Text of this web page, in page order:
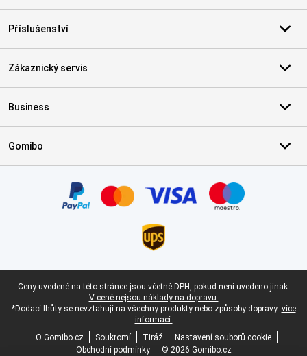
Příslušenství
Zákaznický servis
Business
Gomibo
Právní zápatí
Ceny uvedené na této stránce jsou včetně DPH, pokud není uvedeno jinak.
V ceně nejsou náklady na dopravu.
*Dodací lhůty se nevztahují na všechny produkty nebo způsoby dopravy: více
informací.
O Gomibo.cz
Soukromí Tiráž
Nastavení souborů cookie
Obchodní podmínky
© 2026 Gomibo.cz